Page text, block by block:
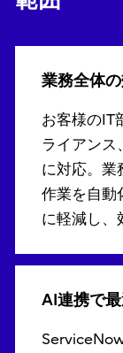
業務全体
お客様のIT
ライアンス
に対応。業
作業を自動
に軽減し、
AI連携で